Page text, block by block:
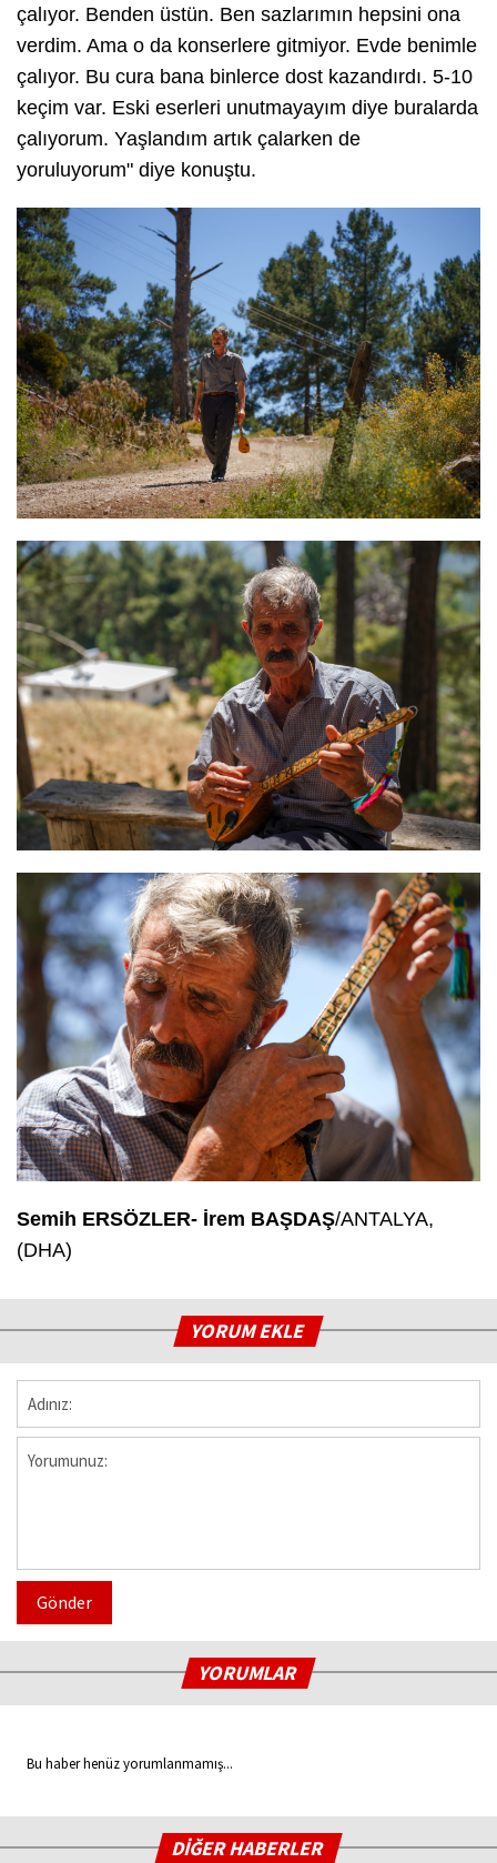
çalıyor. Benden üstün. Ben sazlarımın hepsini ona
verdim. Ama o da konserlere gitmiyor. Evde benimle
çalıyor. Bu cura bana binlerce dost kazandırdı. 5-10
keçim var. Eski eserleri unutmayayım diye buralarda
çalıyorum. Yaşlandım artık çalarken de
yoruluyorum" diye konuştu.
Semih ERSÖZLER- İrem BAŞDAŞ/ANTALYA,
(DHA)
YORUM EKLE
Gönder
YORUMLAR
Bu haber henüz yorumlanmamış...
DİĞER HABERLER